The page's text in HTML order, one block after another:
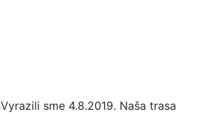
Vyrazili sme 4.8.2019. Naša trasa